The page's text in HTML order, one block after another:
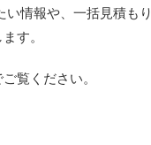
情報や、一括見積もり
す。
覧ください。